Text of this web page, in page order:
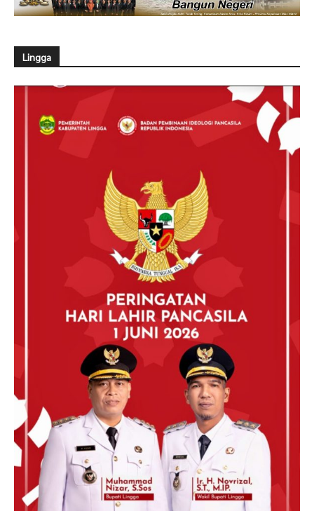
Lingga